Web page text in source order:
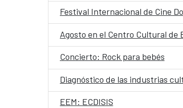
Festival Internacional de Cine
Agosto en el Centro Cultural de
Concierto: Rock para bebés
Diagnóstico de las industrias
EEM: ECDISIS